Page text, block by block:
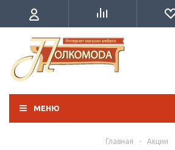
МЕНЮ
Главная - Акции